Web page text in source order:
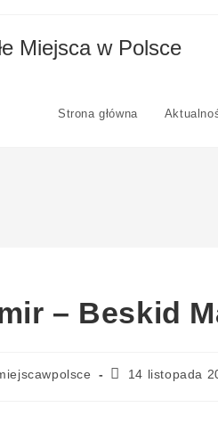
Miejsca w Polsce
Strona główna
– Beskid
14 listopada